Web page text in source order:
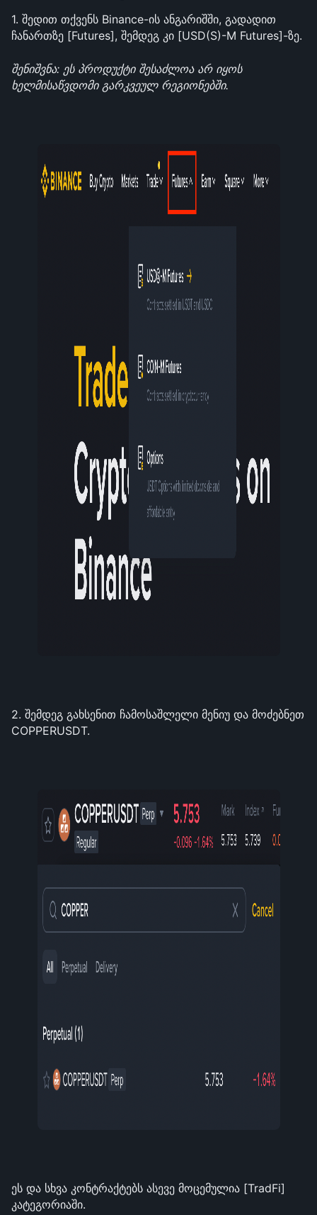
1. შედით თქვენს Binance-ის ანგარიშში, გადადით
ჩანართზე [Futures], შემდეგ კი [USD(S)-M Futures]-ზე.
შენიშვნა: ეს პროდუქტი შესაძლოა არ იყოს
ხელმისაწვდომი გარკვეულ რეგიონებში.
2. შემდეგ გახსენით ჩამოსაშლელი მენიუ და მოძებნეთ
COPPERUSDT.
ეს და სხვა კონტრაქტებს ასევე მოცემულია [TradFi]
კატეგორიაში.